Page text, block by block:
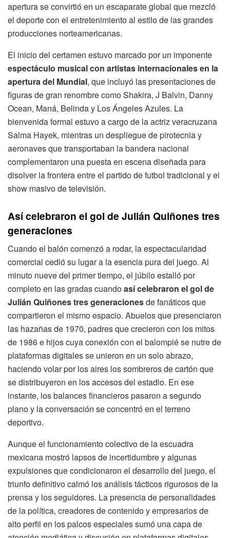
apertura se convirtió en un escaparate global que mezcló
el deporte con el entretenimiento al estilo de las grandes
producciones norteamericanas.
El inicio del certamen estuvo marcado por un imponente
espectáculo musical con artistas internacionales en la
apertura del Mundial, que incluyó las presentaciones de
figuras de gran renombre como Shakira, J Balvin, Danny
Ocean, Maná, Belinda y Los Ángeles Azules. La
bienvenida formal estuvo a cargo de la actriz veracruzana
Salma Hayek, mientras un despliegue de pirotecnia y
aeronaves que transportaban la bandera nacional
complementaron una puesta en escena diseñada para
disolver la frontera entre el partido de futbol tradicional y el
show masivo de televisión.
Así celebraron el gol de Julián Quiñones tres
generaciones
Cuando el balón comenzó a rodar, la espectacularidad
comercial cedió su lugar a la esencia pura del juego. Al
minuto nueve del primer tiempo, el júbilo estalló por
completo en las gradas cuandoasí celebraron el gol de
Julián Quiñones tres generacionesde fanáticos que
compartieron el mismo espacio. Abuelos que presenciaron
las hazañas de 1970, padres que crecieron con los mitos
de 1986 e hijos cuya conexión con el balompié se nutre de
plataformas digitales se unieron en un solo abrazo,
haciendo volar por los aires los sombreros de cartón que
se distribuyeron en los accesos del estadio. En ese
instante, los balances financieros pasaron a segundo
plano y la conversación se concentró en el terreno
deportivo.
Aunque el funcionamiento colectivo de la escuadra
mexicana mostró lapsos de incertidumbre y algunas
expulsiones que condicionaron el desarrollo del juego, el
triunfo definitivo calmó los análisis tácticos rigurosos de la
prensa y los seguidores. La presencia de personalidades
de la política, creadores de contenido y empresarios de
alto perfil en los palcos especiales sumó una capa de